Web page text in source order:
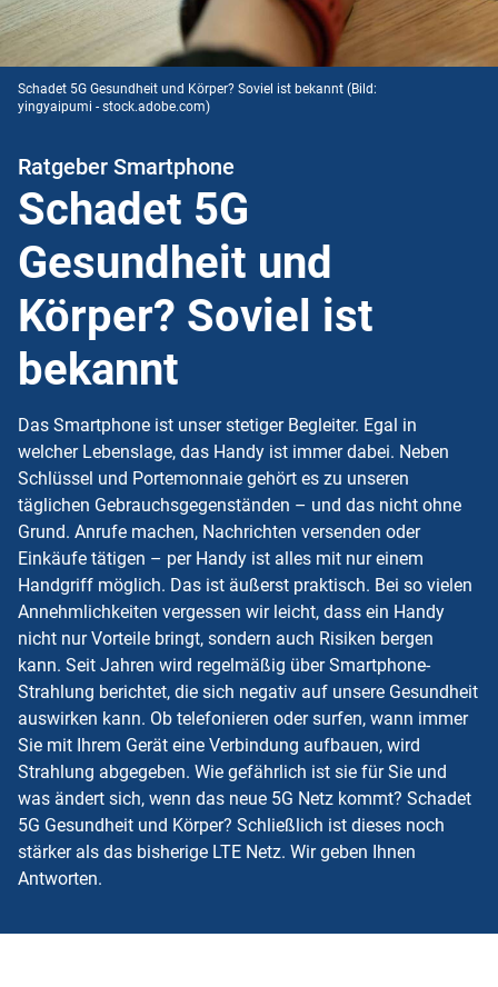
Schadet 5G Gesundheit und Körper? Soviel ist bekannt (Bild:
yingyaipumi - stock.adobe.com)
Ratgeber Smartphone
Schadet 5G
Gesundheit und
Körper? Soviel ist
bekannt
Das Smartphone ist unser stetiger Begleiter. Egal in
welcher Lebenslage, das Handy ist immer dabei. Neben
Schlüssel und Portemonnaie gehört es zu unseren
täglichen Gebrauchsgegenständen – und das nicht ohne
Grund. Anrufe machen, Nachrichten versenden oder
Einkäufe tätigen – per Handy ist alles mit nur einem
Handgriff möglich. Das ist äußerst praktisch. Bei so vielen
Annehmlichkeiten vergessen wir leicht, dass ein Handy
nicht nur Vorteile bringt, sondern auch Risiken bergen
kann. Seit Jahren wird regelmäßig über Smartphone-
Strahlung berichtet, die sich negativ auf unsere Gesundheit
auswirken kann. Ob telefonieren oder surfen, wann immer
Sie mit Ihrem Gerät eine Verbindung aufbauen, wird
Strahlung abgegeben. Wie gefährlich ist sie für Sie und
was ändert sich, wenn das neue 5G Netz kommt? Schadet
5G Gesundheit und Körper? Schließlich ist dieses noch
stärker als das bisherige LTE Netz. Wir geben Ihnen
Antworten.